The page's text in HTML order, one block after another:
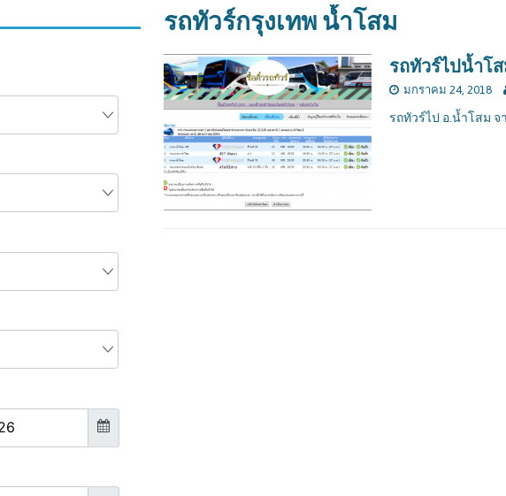
รถทัวร์กรุงเทพ น้ำโสม
รถทัวร์ไปน้ำโ
มกราคม 24, 2018
รถทัวร์ไป อ.น้ำโสม จ